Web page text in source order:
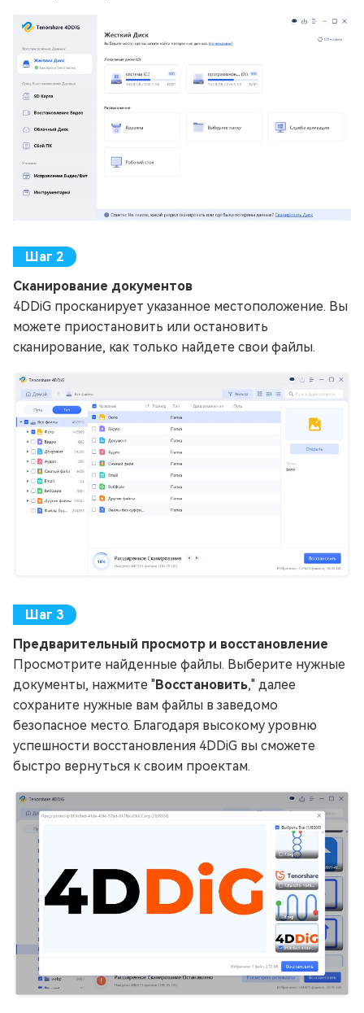
Сканирование документов
4DDiG просканирует указанное местоположение. Вы
можете приостановить или остановить
сканирование, как только найдете свои файлы.
Предварительный просмотр и восстановление
Просмотрите найденные файлы. Выберите нужные
документы, нажмите "Восстановить," далее
сохраните нужные вам файлы в заведомо
безопасное место. Благодаря высокому уровню
успешности восстановления 4DDiG вы сможете
быстро вернуться к своим проектам.